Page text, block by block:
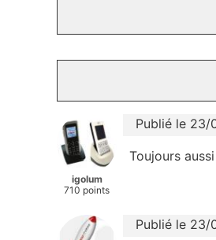
igolum
710 points
Publié le 23/
Toujours
Publié le 23/